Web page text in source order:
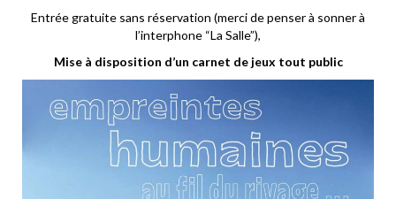
Entrée gratuite sans réservation (merci de penser à sonner à
l’interphone “La Salle”),
Mise à disposition d’un carnet de jeux tout public